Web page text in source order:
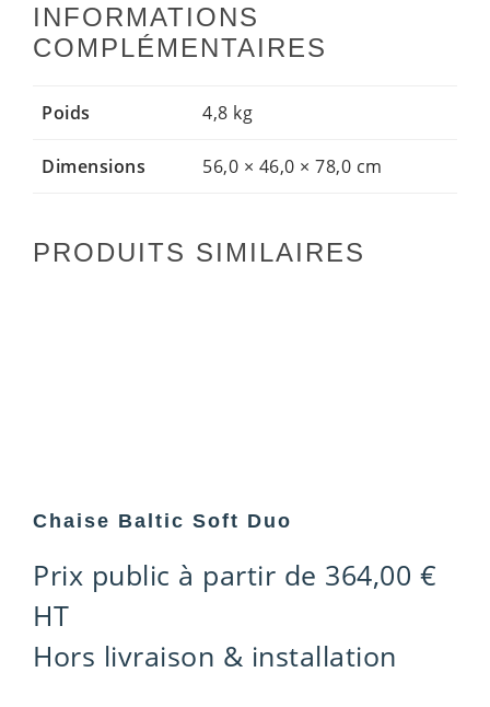
INFORMATIONS
COMPLÉMENTAIRES
Poids 4,8 kg
Dimensions 56,0 × 46,0 × 78,0 cm
PRODUITS SIMILAIRES
Chaise Baltic Soft Duo
Prix public à partir de 364,00 €
HT
Hors livraison & installation